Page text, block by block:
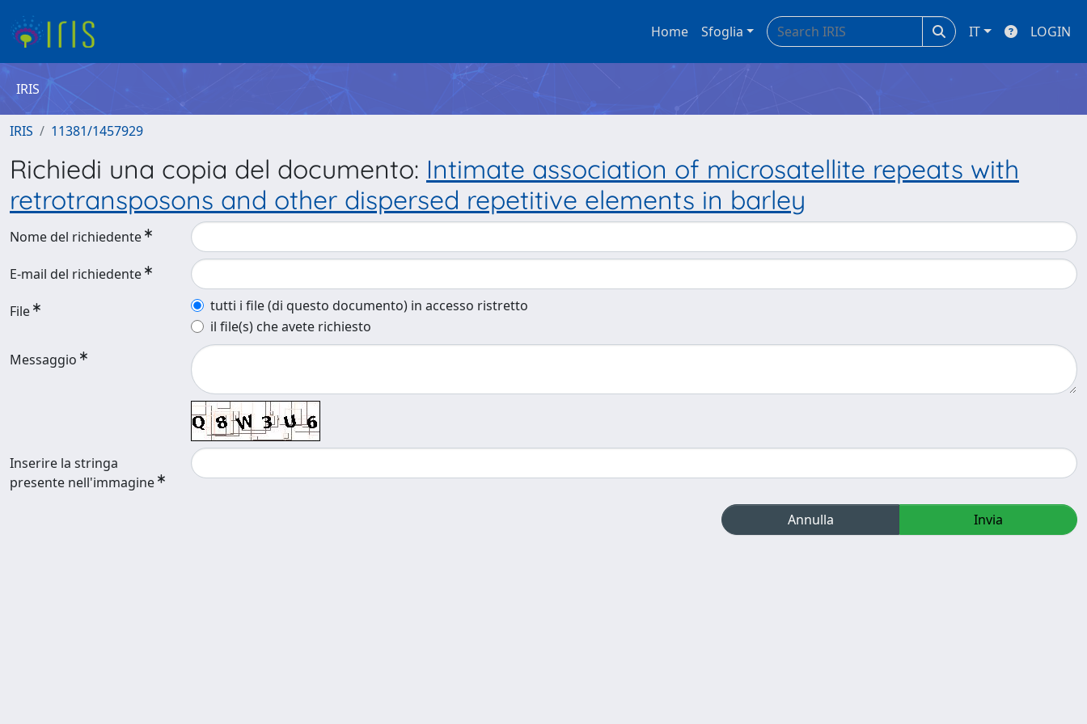
Home Sfoglia IT LOGIN
IRIS
IRIS 11381/1457929
Richiedi una copia del documento: Intimate association of microsatellite repeats with
retrotransposons and other dispersed repetitive elements in barley
Nome del richiedente
E-mail del richiedente
File
tutti i file (di questo documento) in accesso ristretto
il file(s) che avete richiesto
Messaggio
Inserire la stringa
presente nell'immagine
Annulla Invia